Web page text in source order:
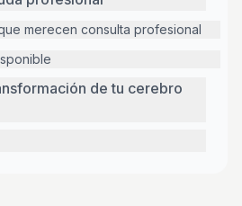
merecen consulta profesional
de tu cerebro